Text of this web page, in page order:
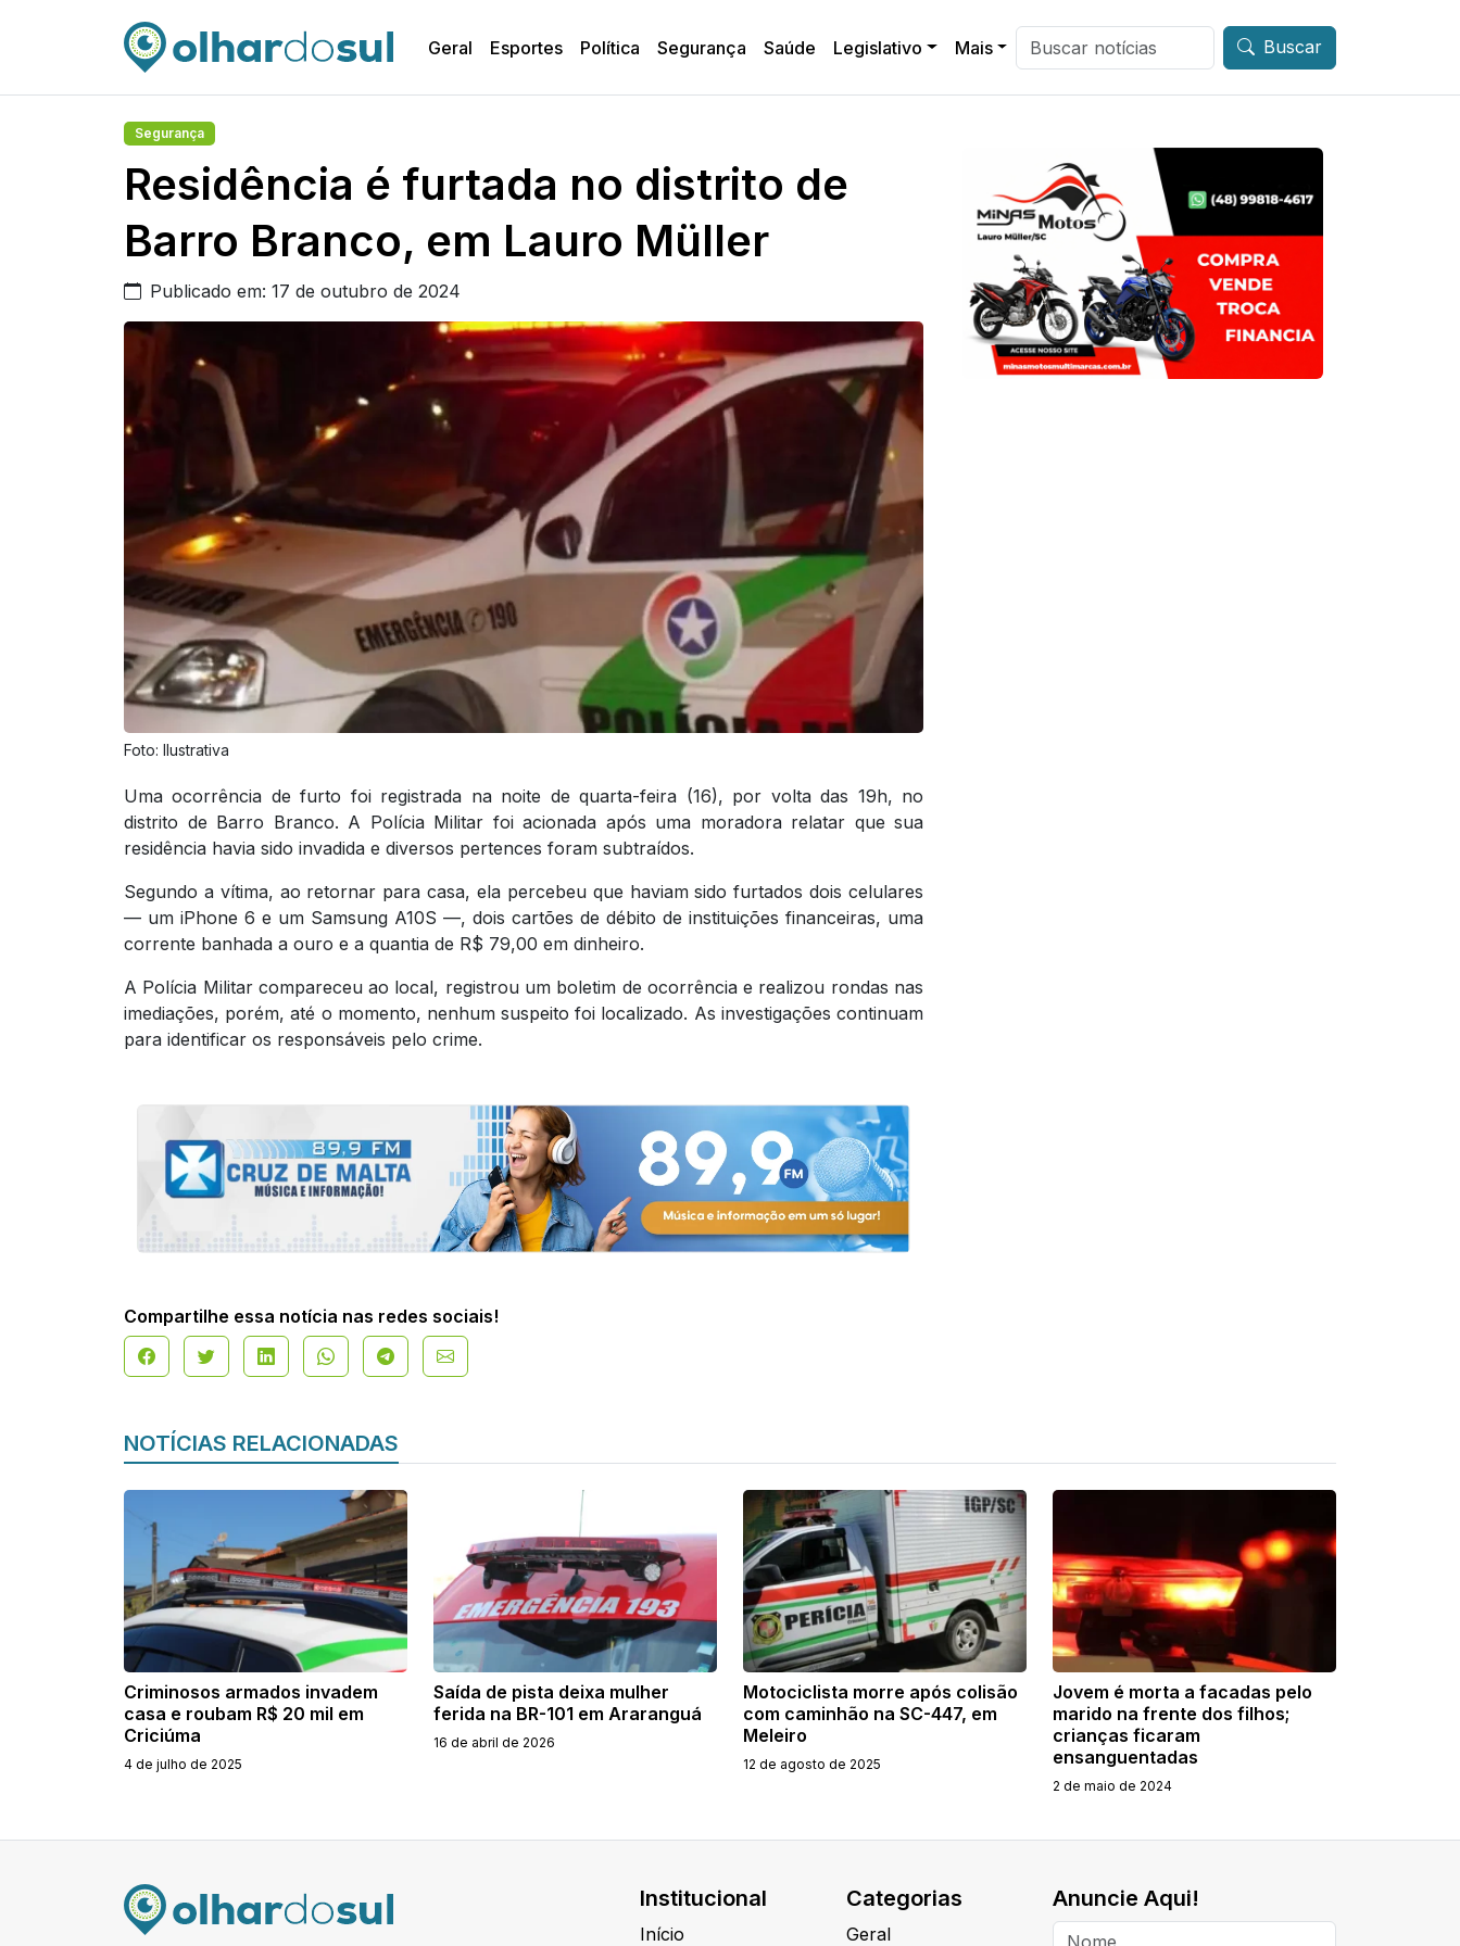
Geral Esportes Política Segurança Saúde Legislativo Mais Buscar
Segurança
Residência é furtada no distrito de
Barro Branco, em Lauro Müller
Publicado em: 17 de outubro de 2024
Foto: Ilustrativa
Uma ocorrência de furto foi registrada na noite de quarta-feira (16), por volta das 19h, no
distrito de Barro Branco. A Polícia Militar foi acionada após uma moradora relatar que sua
residência havia sido invadida e diversos pertences foram subtraídos.
Segundo a vítima, ao retornar para casa, ela percebeu que haviam sido furtados dois celulares
— um iPhone 6 e um Samsung A10S —, dois cartões de débito de instituições financeiras, uma
corrente banhada a ouro e a quantia de R$ 79,00 em dinheiro.
A Polícia Militar compareceu ao local, registrou um boletim de ocorrência e realizou rondas nas
imediações, porém, até o momento, nenhum suspeito foi localizado. As investigações continuam
para identificar os responsáveis pelo crime.
Compartilhe essa notícia nas redes sociais!
NOTÍCIAS RELACIONADAS
Criminosos armados invadem
casa e roubam R$ 20 mil em
Criciúma
4 de julho de 2025
Saída de pista deixa mulher
ferida na BR-101 em Araranguá
16 de abril de 2026
Motociclista morre após colisão
com caminhão na SC-447, em
Meleiro
12 de agosto de 2025
Jovem é morta a facadas pelo
marido na frente dos filhos;
crianças ficaram
ensanguentadas
2 de maio de 2024
Institucional
Início
Categorias
Geral
Anuncie Aqui!